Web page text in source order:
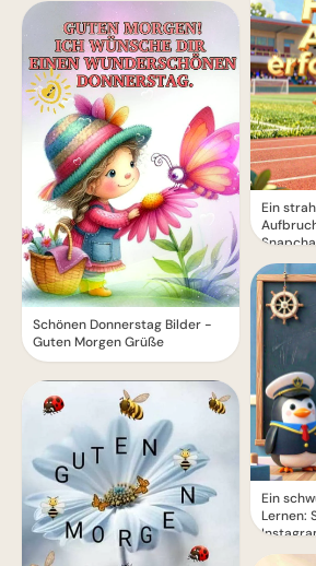
Schönen Donnerstag Bilder -
Guten Morgen Grüße
Ein
Ein
Lernen: